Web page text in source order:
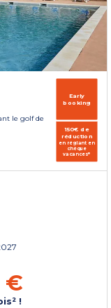
le golf de
Early
booking
150€ de
réduction
en réglant en
chèque
vacances*
€
!